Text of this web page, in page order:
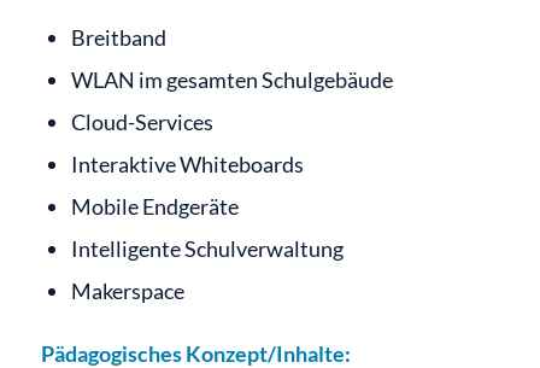
Breitband
WLAN im gesamten Schulgebäude
Cloud-Services
Interaktive Whiteboards
Mobile Endgeräte
Intelligente Schulverwaltung
Makerspace
Pädagogisches Konzept/Inhalte: